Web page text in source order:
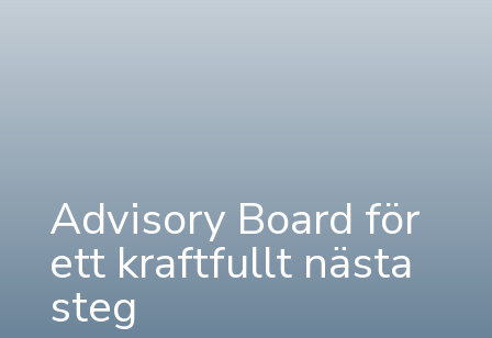
Advisory Board för
ett kraftfullt nästa
steg